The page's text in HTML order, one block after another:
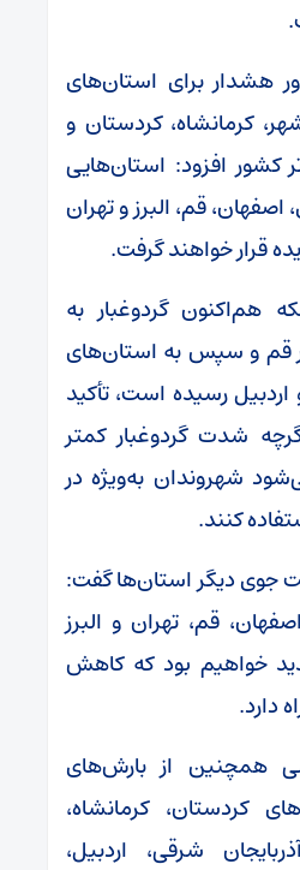
هشدار برای استان‌های
کرمانشاه، کردستان و
کشور افزود: استان‌هایی
قم، البرز و تهران
قرار خواهند گرفت.
هم‌اکنون گردوغبار به
قم و سپس به استان‌های
اردبیل رسیده است، تأکید
شدت گردوغبار کمتر
شهروندان به‌ویژه در
کنند.
جوی دیگر استان‌ها گفت:
قم، تهران و البرز
خواهیم بود که کاهش
دارد.
همچنین از بارش‌های
کردستان، کرمانشاه،
شرقی، اردبیل،